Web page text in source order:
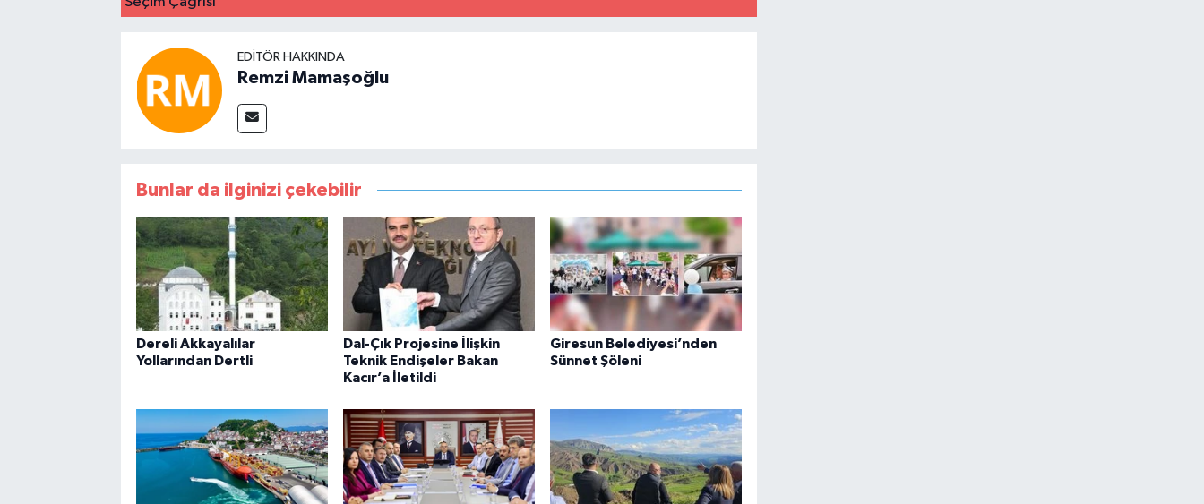
EDITÖR HAKKINDA
Remzi Mamaşoğlu
Bunlar da ilginizi çekebilir
Dereli Akkayalılar
Yollarından Dertli
Dal-Çık Projesine İlişkin
Teknik Endişeler Bakan
Kacır’a İletildi
Giresun Belediyesi’nden
Sünnet Şöleni